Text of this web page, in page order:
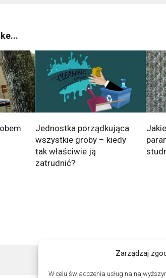
Zarządzaj
W celu świadczenia usług na
Jednostka porządkująca
wszystkie groby – kiedy
tak właściwie ją
zatrudnić?